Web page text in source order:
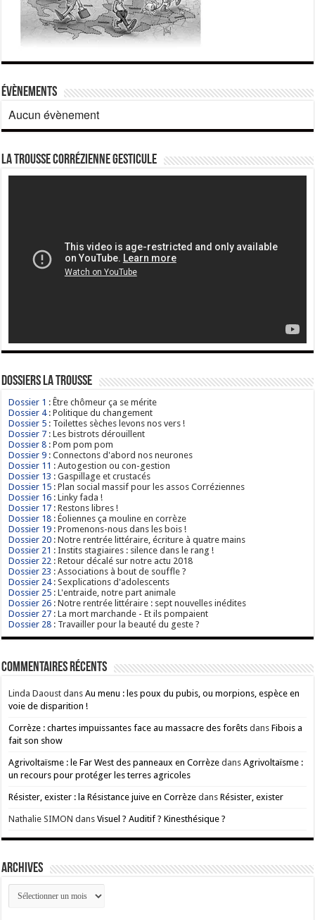
Évènements
Aucun évènement
La Trousse corrézienne gesticule
Dossiers La Trousse
Dossier 1 : Être chômeur ça se mérite
Dossier 4: Politique du changement
Dossier 5 : Toilettes sèches levons nos vers !
Dossier 7 : Les bistrots dérouillent
Dossier 8 : Pom pom pom
Dossier 9 : Connectons d'abord nos neurones
Dossier 11 : Autogestion ou con-gestion
Dossier 13 : Gaspillage et crustacés
Dossier 15 : Plan social massif pour les assos Corréziennes
Dossier 16 : Linky fada !
Dossier 17 : Restons libres !
Dossier 18 : Éoliennes ça mouline en corrèze
Dossier 19 : Promenons-nous dans les bois !
Dossier 20 : Notre rentrée littéraire, écriture à quatre mains
Dossier 21 : Instits stagiaires : silence dans le rang !
Dossier 22 : Retour décalé sur notre actu 2018
Dossier 23 : Associations à bout de souffle ?
Dossier 24: Sexplications d'adolescents
Dossier 25 : L'entraide, notre part animale
Dossier 26 : Notre rentrée littéraire : sept nouvelles inédites
Dossier 27 : La mort marchande - Et ils pompaient
Dossier 28 : Travailler pour la beauté du geste ?
Commentaires récents
Linda Daoust dansAu menu : les poux du pubis, ou morpions, espèce en
voie de disparition !
Corrèze : chartes impuissantes face au massacre des forêts dansFibois a
fait son show
Agrivoltaïsme : le Far West des panneaux en Corrèze dansAgrivoltaïsme :
un recours pour protéger les terres agricoles
Résister, exister : la Résistance juive en Corrèze dansRésister, exister
Nathalie SIMON dansVisuel ? Auditif ? Kinesthésique ?
ARCHIVES
ARCHIVES